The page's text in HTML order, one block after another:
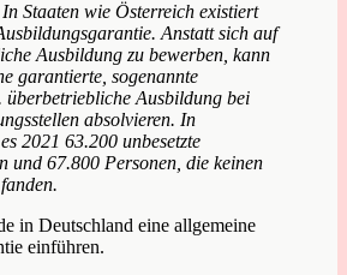
Staaten wie Österreich existiert
Anstatt sich auf
Ausbildung zu bewerben, kann
garantierte, sogenannte
überbetriebliche Ausbildung bei
absolvieren. In
2021 63.200 unbesetzte
und 67.800 Personen, die keinen
in Deutschland eine allgemeine
einführen.